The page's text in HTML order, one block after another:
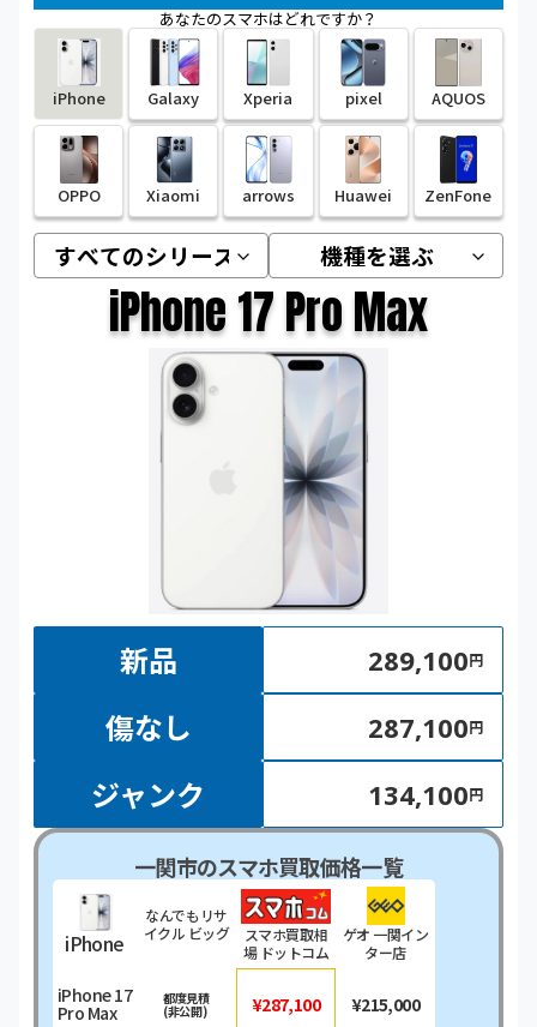
あなたのスマホはどれですか？
iPhone Galaxy Xperia pixel AQUOS
OPPO Xiaomi arrows Huawei ZenFone
iPhone 17 Pro Max
新品 289,100円
傷なし 287,100円
ジャンク 134,100円
一関市のスマホ買取価格一覧
iPhone
iPhone 17
Pro Max
なんでもリサ
イクル ビッグ
都度見積
(非公開)
スマホ買取相
場 ドットコム
¥287,100
ゲオ 一関イン
ター店
¥215,000